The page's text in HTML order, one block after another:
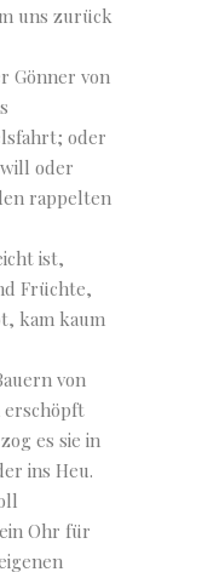
uns zurück
Gönner von
oder
oder
rappelten
ist,
Früchte,
kam kaum
von
erschöpft
es sie in
ins Heu.
Ohr für